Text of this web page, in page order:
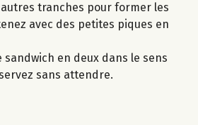
autres tranches pour former les
avec des petites piques en
sandwich en deux dans le sens
sans attendre.